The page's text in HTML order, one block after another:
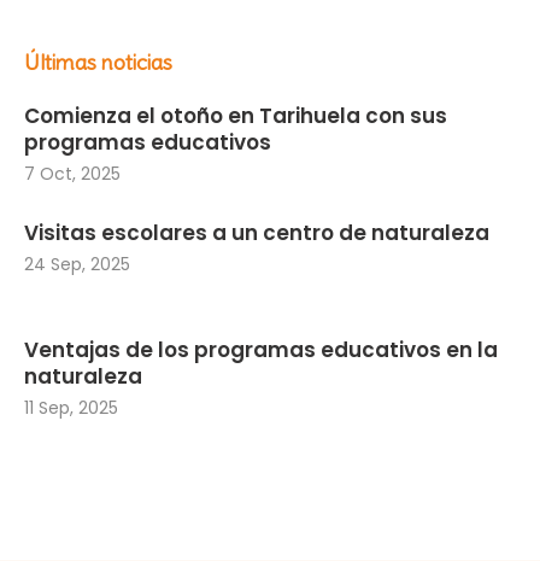
Últimas noticias
Comienza el otoño en Tarihuela con sus
programas educativos
7 Oct, 2025
Visitas escolares a un centro de naturaleza
24 Sep, 2025
Ventajas de los programas educativos en la
naturaleza
11 Sep, 2025